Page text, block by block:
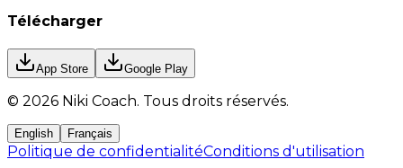
Télécharger
App Store Google Play
© 2026 Niki Coach. Tous droits réservés.
English Français
Politique de confidentialitéConditions d'utilisation